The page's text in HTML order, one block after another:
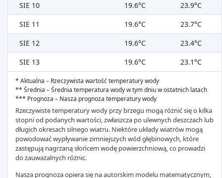
SIE 10
19.6°C
23.9°C
SIE 11
19.6°C
23.7°C
SIE 12
19.6°C
23.4°C
SIE 13
19.6°C 23.1°C
* Aktualna – Rzeczywista wartość temperatury wody
** Średnia – Średnia temperatura wody w tym dniu w ostatnich latach
*** Prognoza – Nasza prognoza temperatury wody
Rzeczywiste temperatury wody przy brzegu mogą różnić się o kilka
stopni od podanych wartości, zwłaszcza po ulewnych deszczach lub
długich okresach silnego wiatru. Niektóre układy wiatrów mogą
powodować wypływanie zimniejszych wód głębinowych, które
zastępują nagrzaną słońcem wodę powierzchniową, co prowadzi
do zauważalnych różnic.
Nasza prognoza opiera się na autorskim modelu matematycznym,